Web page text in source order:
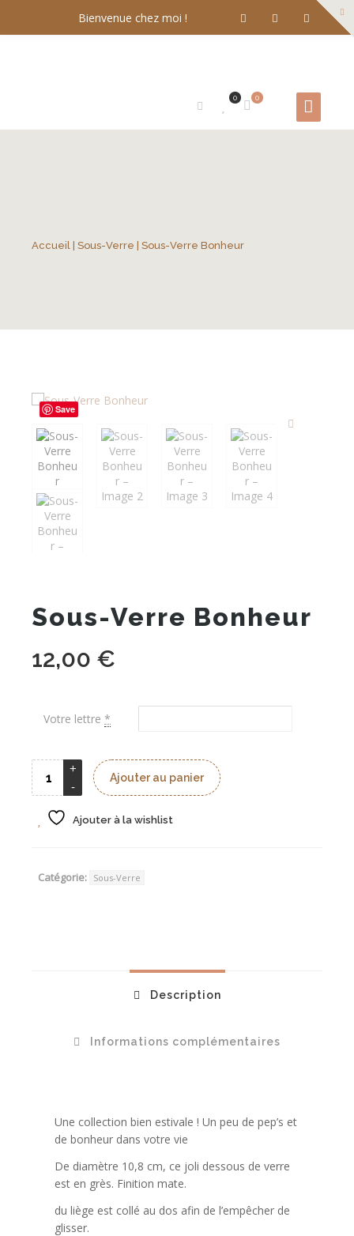
Bienvenue chez moi !
0
0
Accueil Sous-Verre | Sous-Verre Bonheur
Save
Sous-Verre Bonheur
12,00 €
Votre lettre *
Ajouter au panier
Ajouter à la wishlist
Catégorie: Sous-Verre
Description
Informations complémentaires
Une collection bien estivale ! Un peu de pep’s et
de bonheur dans votre vie
De diamètre 10,8 cm, ce joli dessous de verre
est en grès. Finition mate.
du liège est collé au dos afin de l’empêcher de
glisser.